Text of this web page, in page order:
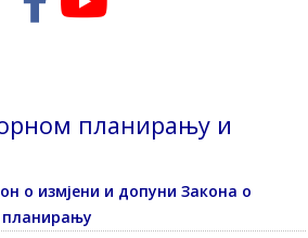
планирању и
о измјени и допуни Закона о